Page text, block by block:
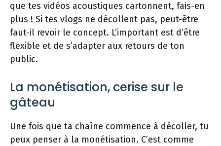
que tes vidéos acoustiques cartonnent, fais-en
plus ! Si tes vlogs ne décollent pas, peut-être
faut-il revoir le concept. L’important est d’être
flexible et de s’adapter aux retours de ton
public.
La monétisation, cerise sur le
gâteau
Une fois que ta chaîne commence à décoller, tu
peux penser à la monétisation. C’est comme